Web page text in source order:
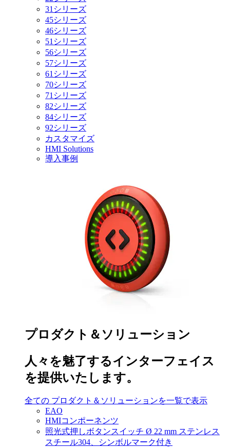
31シリーズ
45シリーズ
46シリーズ
51シリーズ
56シリーズ
57シリーズ
61シリーズ
70シリーズ
71シリーズ
82シリーズ
84シリーズ
92シリーズ
カスタマイズ
HMI Solutions
導入事例
プロダクト＆ソリューション
人々を魅了するインターフェイス
を提供いたします。
全ての プロダクト＆ソリューションを一覧で表示
EAO
HMIコンポーネンツ
照光式押しボタンスイッチ Ø 22 mm ステンレス
スチール304、シンボルマーク付き